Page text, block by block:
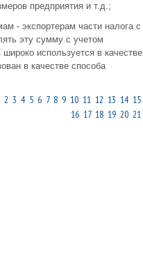
предприятия и т.д.;
- экспортерам части налога с
эту сумму с учетом
используется в качестве
в качестве способа
2 3 4 5 6 7 8 9 10 11 12 13 14 15
16 17 18 19 20 21